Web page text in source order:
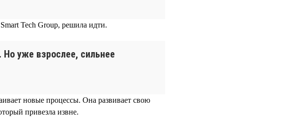
Tech Group, решила идти.
Но уже взрослее, сильнее
новые процессы. Она развивает свою
привезла извне.